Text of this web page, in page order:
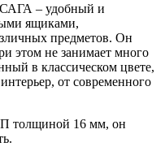
– удобный и
ящиками,
предметов. Он
этом не занимает много
в классическом цвете,
от современного
толщиной 16 мм, он